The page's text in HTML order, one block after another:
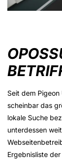
Seit dem
scheinbar das
lokale Suche
unterdessen
Ergebnisliste